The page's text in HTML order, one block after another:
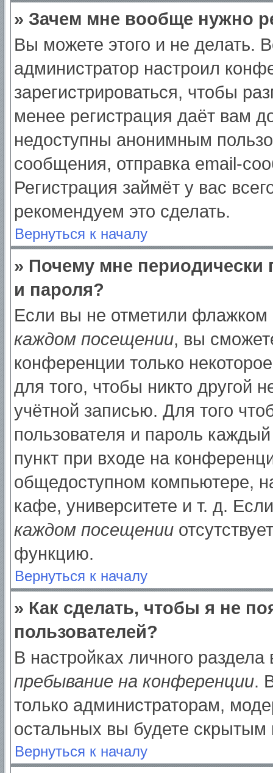
» Зачем мне вообще нужно
Вы можете этого и не делать.
администратор настроил
зарегистрироваться, чтобы
менее регистрация даёт вам
недоступны анонимным
сообщения, отправка email-
Регистрация займёт у вас
рекомендуем это сделать.
Вернуться к началу
» Почему мне периодически
и пароля?
Если вы не отметили флажком
каждом посещении, вы
конференции только
для того, чтобы никто другой
учётной записью. Для того
пользователя и пароль
пункт при входе на
общедоступном компьютере,
кафе, университете и т. д.
каждом посещении
функцию.
Вернуться к началу
» Как сделать, чтобы я не
пользователей?
В настройках личного
пребывание на конференции.
только администраторам,
остальных вы будете скрытым
Вернуться к началу